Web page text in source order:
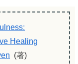
Healing
(著)